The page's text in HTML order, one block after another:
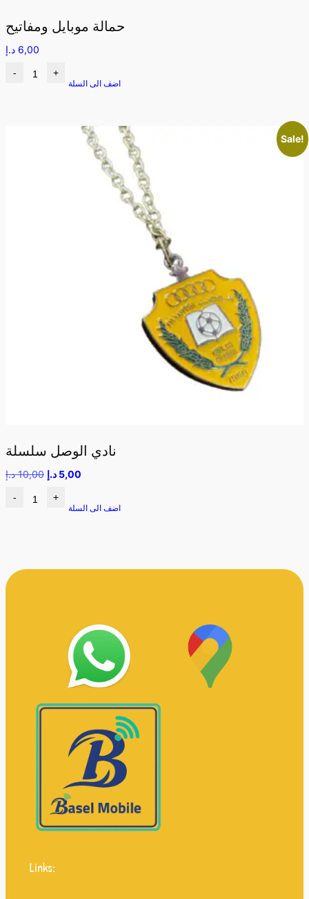
حمالة موبايل ومفاتيح
6,00 د.إ
- +
اضف الى السلة
Sale!
نادي الوصل سلسلة
10,00 د.إ 5,00 د.إ
- +
اضف الى السلة
Links: